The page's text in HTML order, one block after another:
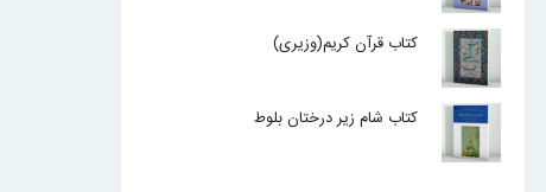
کتاب قرآن کریم(وزیری)
کتاب شام زیر درختان بلوط